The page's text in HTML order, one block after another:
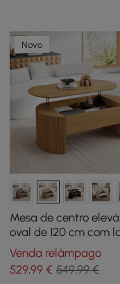
Novo
Mesa de centro
oval de 120 cm com
caneladas natural
Venda relâmpago
529,99 € 549,99 €